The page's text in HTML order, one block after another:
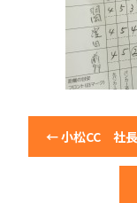
←小松CC 社